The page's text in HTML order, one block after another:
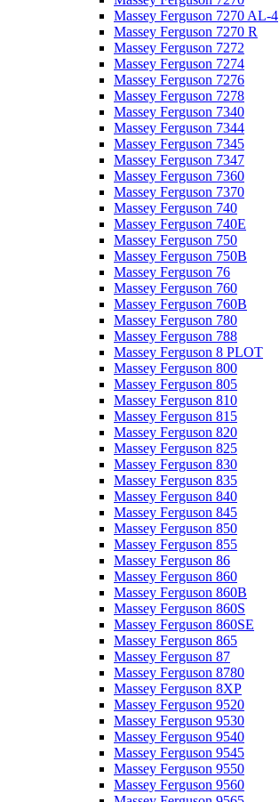
Massey Ferguson 7270 AL-4
Massey Ferguson 7270 R
Massey Ferguson 7272
Massey Ferguson 7274
Massey Ferguson 7276
Massey Ferguson 7278
Massey Ferguson 7340
Massey Ferguson 7344
Massey Ferguson 7345
Massey Ferguson 7347
Massey Ferguson 7360
Massey Ferguson 7370
Massey Ferguson 740
Massey Ferguson 740E
Massey Ferguson 750
Massey Ferguson 750B
Massey Ferguson 76
Massey Ferguson 760
Massey Ferguson 760B
Massey Ferguson 780
Massey Ferguson 788
Massey Ferguson 8 PLOT
Massey Ferguson 800
Massey Ferguson 805
Massey Ferguson 810
Massey Ferguson 815
Massey Ferguson 820
Massey Ferguson 825
Massey Ferguson 830
Massey Ferguson 835
Massey Ferguson 840
Massey Ferguson 845
Massey Ferguson 850
Massey Ferguson 855
Massey Ferguson 86
Massey Ferguson 860
Massey Ferguson 860B
Massey Ferguson 860S
Massey Ferguson 860SE
Massey Ferguson 865
Massey Ferguson 87
Massey Ferguson 8780
Massey Ferguson 8XP
Massey Ferguson 9520
Massey Ferguson 9530
Massey Ferguson 9540
Massey Ferguson 9545
Massey Ferguson 9550
Massey Ferguson 9560